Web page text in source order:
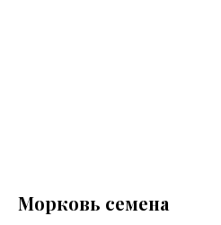
Морковь семена